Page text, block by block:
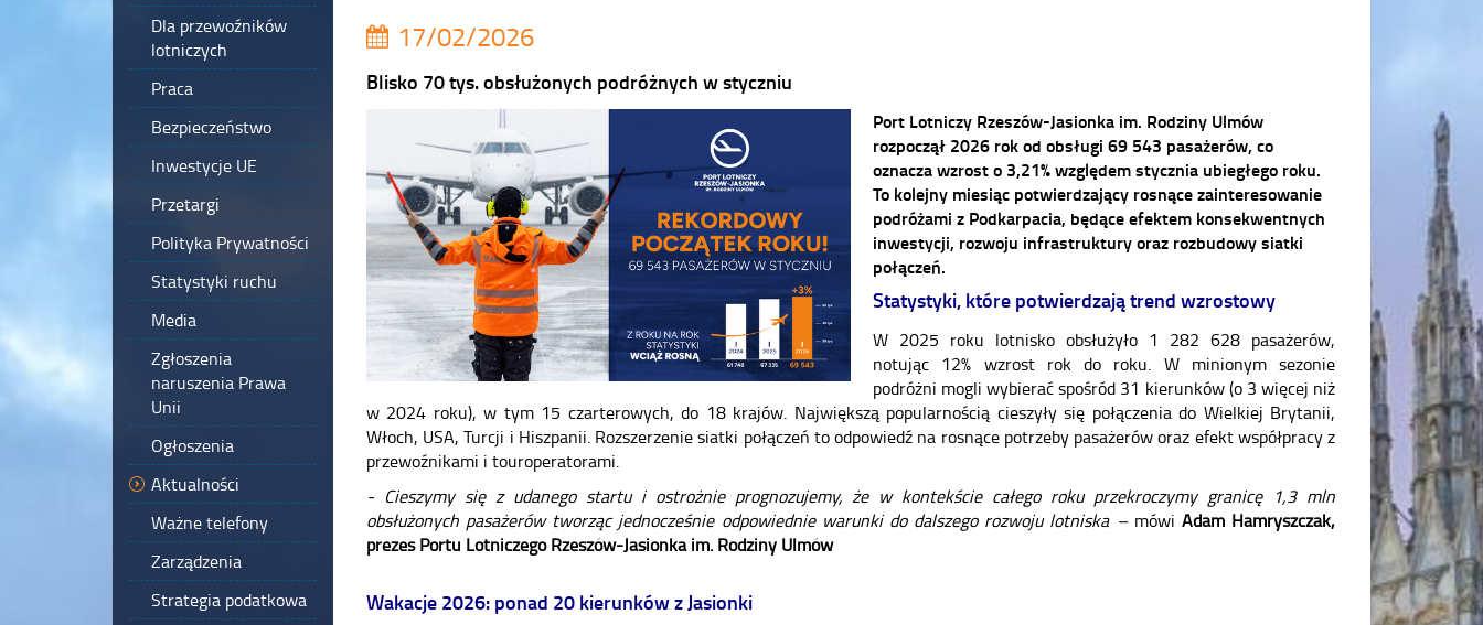
Dla przewoźników
lotniczych
Praca
Bezpieczeństwo
Inwestycje UE
Przetargi
Polityka Prywatności
Statystyki ruchu
Media
Zgłoszenia
naruszenia Prawa
Unii
Ogłoszenia
Aktualności
Ważne telefony
Zarządzenia
Strategia podatkowa
17/02/2026
Blisko 70 tys. obsłużonych podróżnych w styczniu
Port Lotniczy Rzeszów-Jasionka im. Rodziny Ulmów
rozpoczął 2026 rok od obsługi 69 543 pasażerów, co
oznacza wzrost o 3,21% względem stycznia ubiegłego roku.
To kolejny miesiąc potwierdzający rosnące zainteresowanie
podróżami z Podkarpacia, będące efektem konsekwentnych
inwestycji, rozwoju infrastruktury oraz rozbudowy siatki
połączeń.
Statystyki, które potwierdzają trend wzrostowy
W 2025 roku lotnisko obsłużyło 1 282 628 pasażerów,
notując 12% wzrost rok do roku. W minionym sezonie
podróżni mogli wybierać spośród 31 kierunków (o 3 więcej niż
w 2024 roku), w tym 15 czarterowych, do 18 krajów. Największą popularnością cieszyły się połączenia do Wielkiej Brytanii,
Włoch, USA, Turcji i Hiszpanii. Rozszerzenie siatki połączeń to odpowiedź na rosnące potrzeby pasażerów oraz efekt współpracy z
przewoźnikami i touroperatorami.
- Cieszymy się z udanego startu i ostrożnie prognozujemy, że w kontekście całego roku przekroczymy granicę 1,3 mln
obsłużonych pasażerów tworząc jednocześnie odpowiednie warunki do dalszego rozwoju lotniska – mówi Adam Hamryszczak,
prezes Portu Lotniczego Rzeszów-Jasionka im. Rodziny Ulmów
Wakacje 2026: ponad 20 kierunków z Jasionki